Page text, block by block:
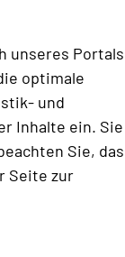
unseres Portals
optimale
und
Inhalte ein. Sie
Sie,
Seite zur